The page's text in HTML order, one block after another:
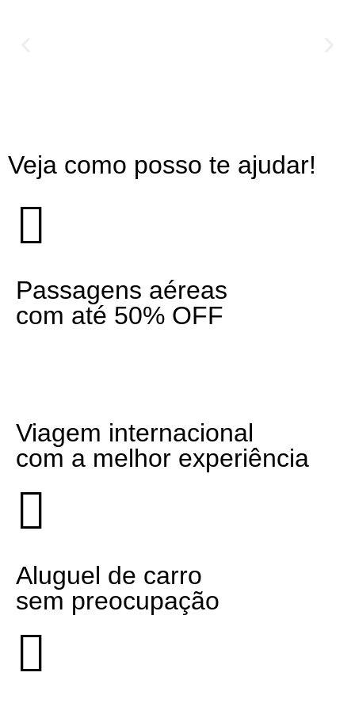
Veja como posso te ajudar!
Passagens aéreas
com até 50% OFF
Viagem internacional
com a melhor experiência
Aluguel de carro
sem preocupação